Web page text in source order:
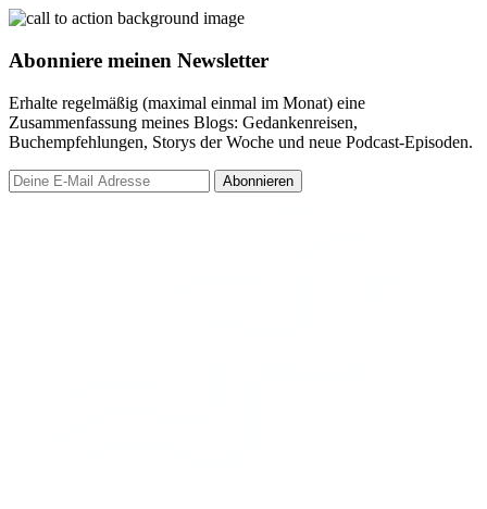
Abonniere meinen Newsletter
Erhalte regelmäßig (maximal einmal im Monat) eine
Zusammenfassung meines Blogs: Gedankenreisen,
Buchempfehlungen, Storys der Woche und neue Podcast-Episoden.
Abonnieren